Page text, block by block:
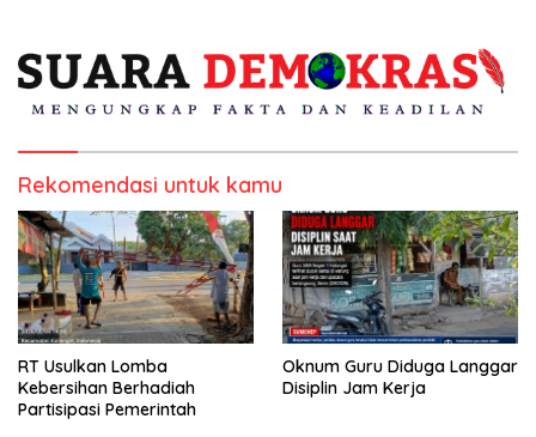
Rekomendasi untuk kamu
RT Usulkan Lomba
Kebersihan Berhadiah
Partisipasi Pemerintah
Oknum Guru Diduga Langgar
Disiplin Jam Kerja